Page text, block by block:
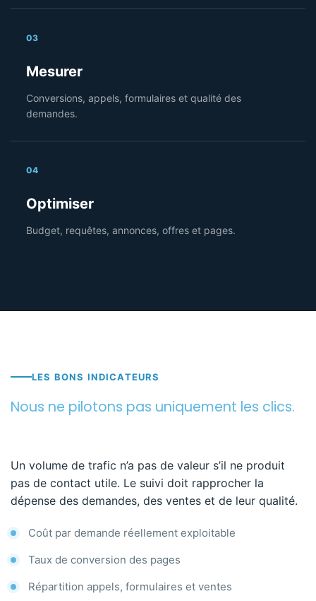
03
Mesurer
Conversions, appels, formulaires et qualité des
demandes.
04
Optimiser
Budget, requêtes, annonces, offres et pages.
LES BONS INDICATEURS
Nous ne pilotons pas uniquement les clics.
Un volume de trafic n’a pas de valeur s’il ne produit
pas de contact utile. Le suivi doit rapprocher la
dépense des demandes, des ventes et de leur qualité.
Coût par demande réellement exploitable
Taux de conversion des pages
Répartition appels, formulaires et ventes